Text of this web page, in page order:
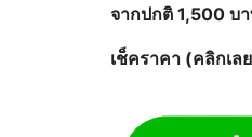
จากปกติ 1,500 บ
เช็คราคา (คลิกเ